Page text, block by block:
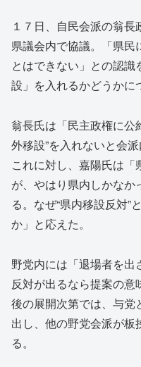
１７日、自民会派の翁
県議会内で協議。「県民
とはできない」との認
設」を入れるかどうかに
翁長氏は「民主政権に公
外移設”を入れないと会
これに対し、嘉陽氏は
が、やはり県内しかなか
る。なぜ“県内移設反対”
か」と応えた。
野党内には「退場者を出
反対が出るなら提案の
後の展開次第では、与党
出し、他の野党会派が
る。